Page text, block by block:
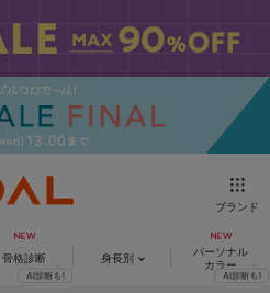
ブランド
骨格診断 身長別
パーソナル
カラー